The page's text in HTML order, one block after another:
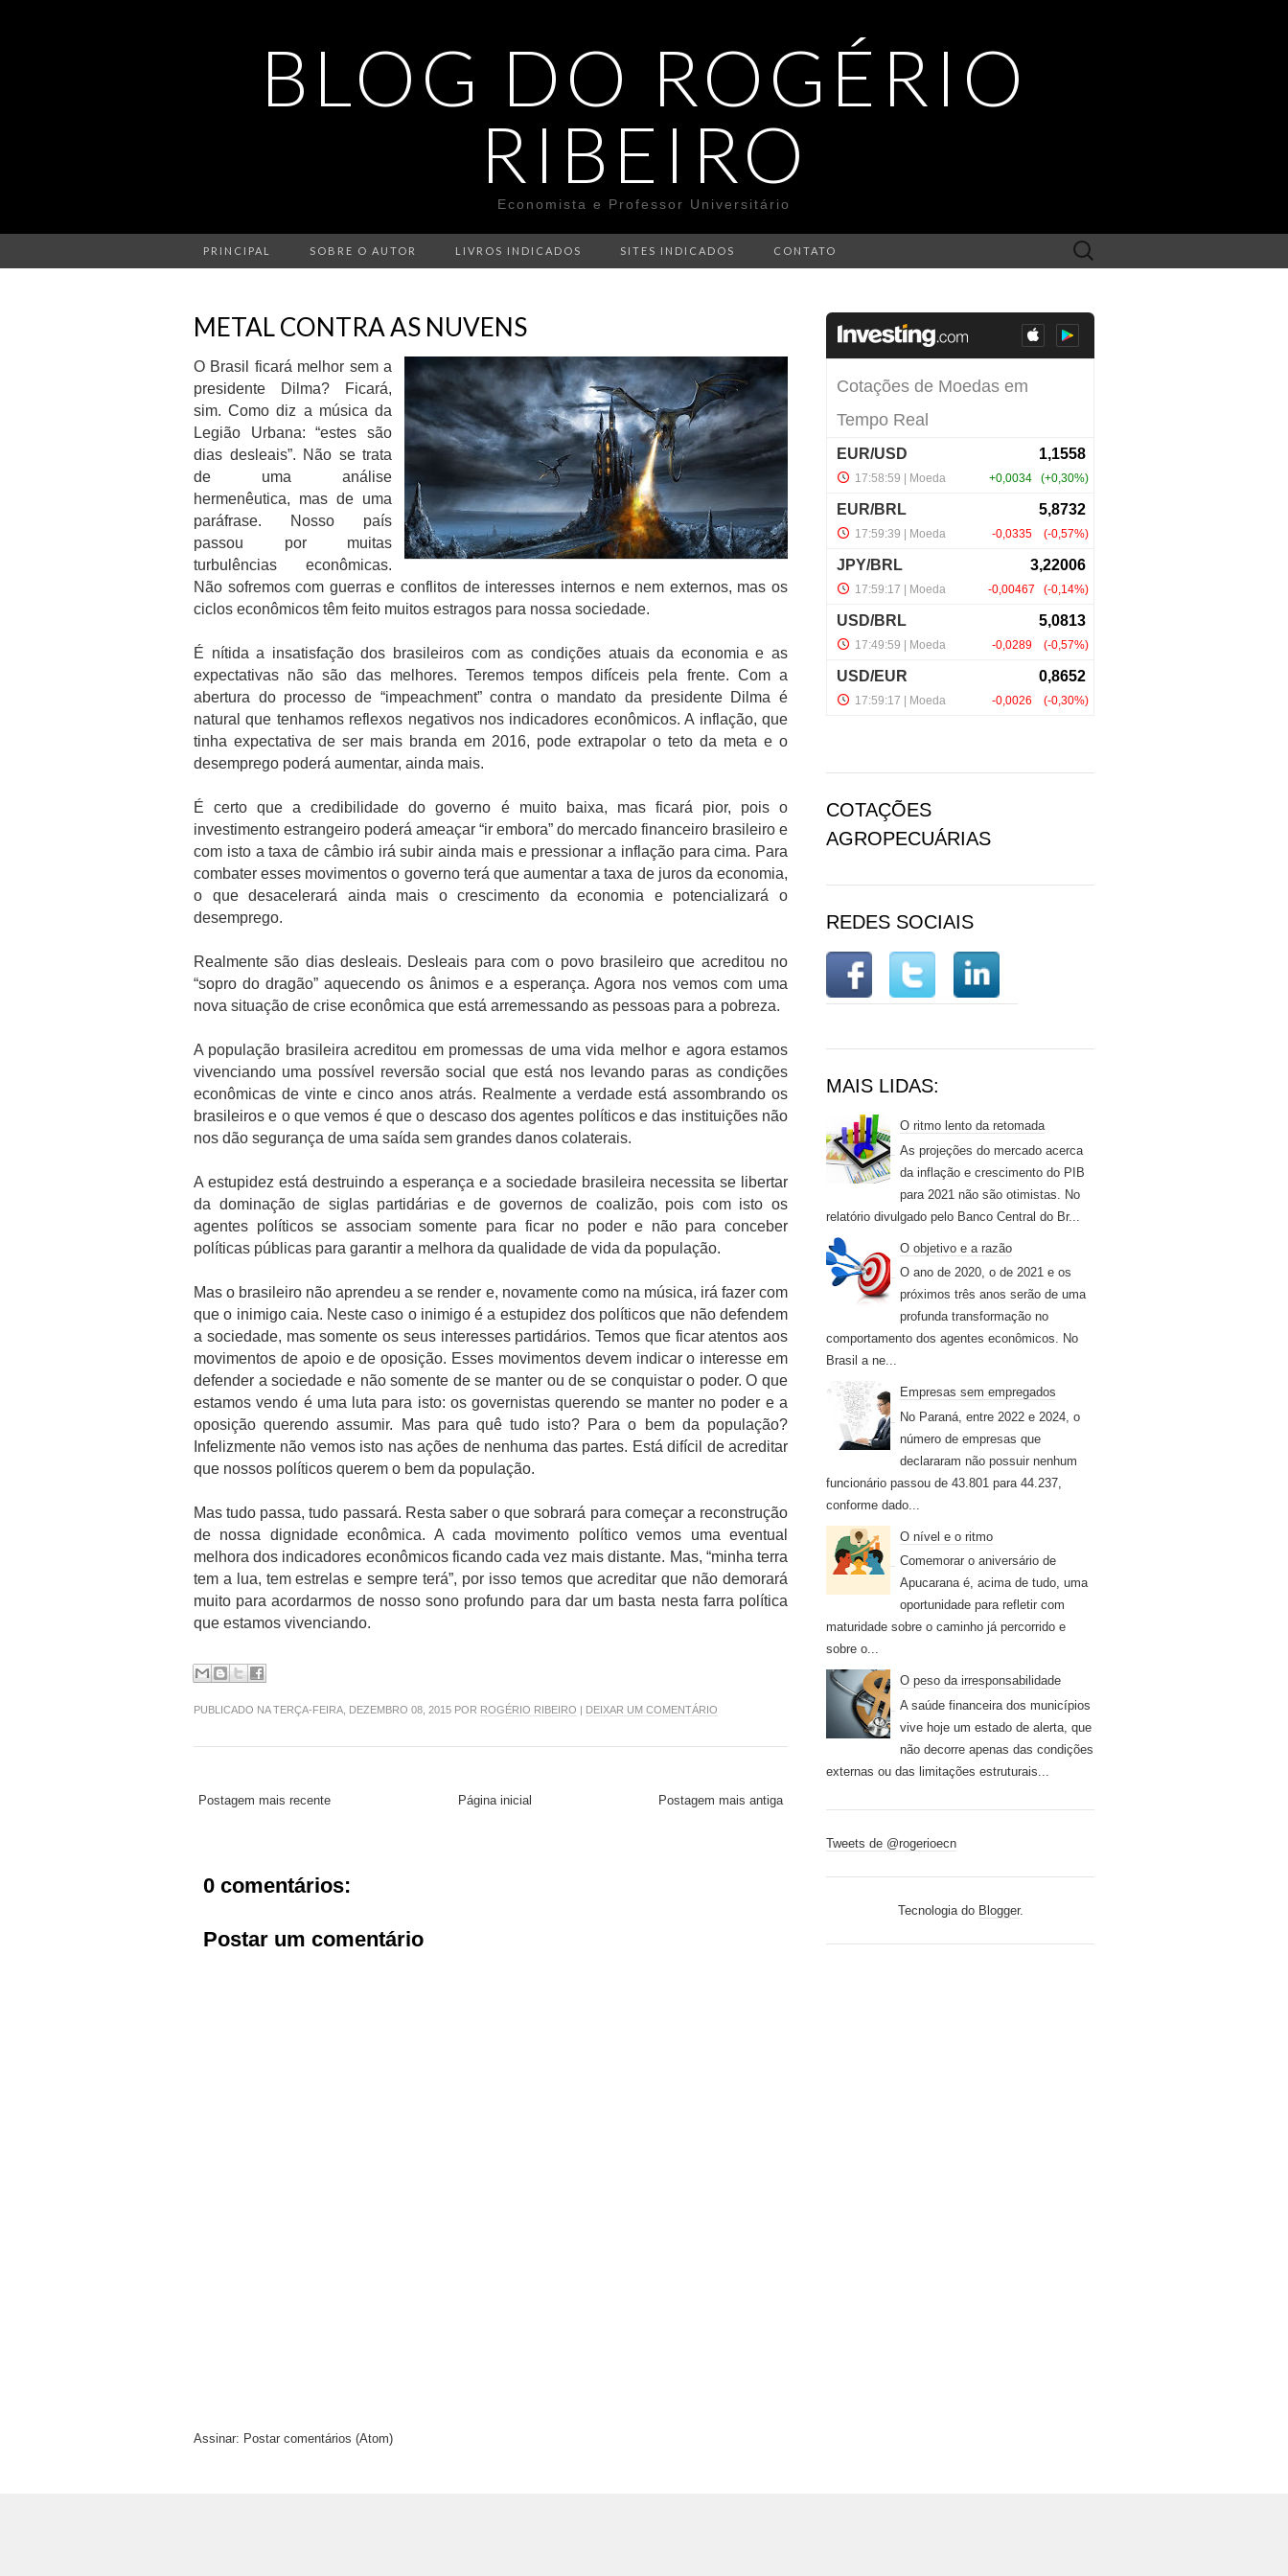
BLOG DO ROGÉRIO
RIBEIRO
Economista e Professor Universitário
PRINCIPAL SOBRE O AUTOR LIVROS INDICADOS SITES INDICADOS CONTATO
Search
for:
METAL CONTRA AS NUVENS
O Brasil ficará melhor sem a
presidente Dilma? Ficará,
sim. Como diz a música da
Legião Urbana: “estes são
dias desleais”. Não se trata
de uma análise
hermenêutica, mas de uma
paráfrase. Nosso país
passou por muitas
turbulências econômicas.
Não sofremos com guerras e conflitos de interesses internos e nem externos, mas os
ciclos econômicos têm feito muitos estragos para nossa sociedade.
É nítida a insatisfação dos brasileiros com as condições atuais da economia e as
expectativas não são das melhores. Teremos tempos difíceis pela frente. Com a
abertura do processo de “impeachment” contra o mandato da presidente Dilma é
natural que tenhamos reflexos negativos nos indicadores econômicos. A inflação, que
tinha expectativa de ser mais branda em 2016, pode extrapolar o teto da meta e o
desemprego poderá aumentar, ainda mais.
É certo que a credibilidade do governo é muito baixa, mas ficará pior, pois o
investimento estrangeiro poderá ameaçar “ir embora” do mercado financeiro brasileiro e
com isto a taxa de câmbio irá subir ainda mais e pressionar a inflação para cima. Para
combater esses movimentos o governo terá que aumentar a taxa de juros da economia,
o que desacelerará ainda mais o crescimento da economia e potencializará o
desemprego.
Realmente são dias desleais. Desleais para com o povo brasileiro que acreditou no
“sopro do dragão” aquecendo os ânimos e a esperança. Agora nos vemos com uma
nova situação de crise econômica que está arremessando as pessoas para a pobreza.
A população brasileira acreditou em promessas de uma vida melhor e agora estamos
vivenciando uma possível reversão social que está nos levando paras as condições
econômicas de vinte e cinco anos atrás. Realmente a verdade está assombrando os
brasileiros e o que vemos é que o descaso dos agentes políticos e das instituições não
nos dão segurança de uma saída sem grandes danos colaterais.
A estupidez está destruindo a esperança e a sociedade brasileira necessita se libertar
da dominação de siglas partidárias e de governos de coalizão, pois com isto os
agentes políticos se associam somente para ficar no poder e não para conceber
políticas públicas para garantir a melhora da qualidade de vida da população.
Mas o brasileiro não aprendeu a se render e, novamente como na música, irá fazer com
que o inimigo caia. Neste caso o inimigo é a estupidez dos políticos que não defendem
a sociedade, mas somente os seus interesses partidários. Temos que ficar atentos aos
movimentos de apoio e de oposição. Esses movimentos devem indicar o interesse em
defender a sociedade e não somente de se manter ou de se conquistar o poder. O que
estamos vendo é uma luta para isto: os governistas querendo se manter no poder e a
oposição querendo assumir. Mas para quê tudo isto? Para o bem da população?
Infelizmente não vemos isto nas ações de nenhuma das partes. Está difícil de acreditar
que nossos políticos querem o bem da população.
Mas tudo passa, tudo passará. Resta saber o que sobrará para começar a reconstrução
de nossa dignidade econômica. A cada movimento político vemos uma eventual
melhora dos indicadores econômicos ficando cada vez mais distante. Mas, “minha terra
tem a lua, tem estrelas e sempre terá”, por isso temos que acreditar que não demorará
muito para acordarmos de nosso sono profundo para dar um basta nesta farra política
que estamos vivenciando.
PUBLICADO NA TERÇA-FEIRA, DEZEMBRO 08, 2015 POR ROGÉRIO RIBEIRO | DEIXAR UM COMENTÁRIO
Postagem mais recente Postagem mais antiga
Página inicial
0 comentários:
Postar um comentário
Assinar: Postar comentários (Atom)
COTAÇÕES
AGROPECUÁRIAS
REDES SOCIAIS
MAIS LIDAS:
O ritmo lento da retomada
As projeções do mercado acerca
da inflação e crescimento do PIB
para 2021 não são otimistas. No
relatório divulgado pelo Banco Central do Br...
O objetivo e a razão
O ano de 2020, o de 2021 e os
próximos três anos serão de uma
profunda transformação no
comportamento dos agentes econômicos. No
Brasil a ne...
Empresas sem empregados
No Paraná, entre 2022 e 2024, o
número de empresas que
declararam não possuir nenhum
funcionário passou de 43.801 para 44.237,
conforme dado...
O nível e o ritmo
Comemorar o aniversário de
Apucarana é, acima de tudo, uma
oportunidade para refletir com
maturidade sobre o caminho já percorrido e
sobre o...
O peso da irresponsabilidade
A saúde financeira dos municípios
vive hoje um estado de alerta, que
não decorre apenas das condições
externas ou das limitações estruturais...
Tweets de @rogerioecn
Tecnologia do Blogger.